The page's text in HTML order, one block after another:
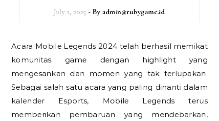
July 1, 2025 - By admin@rubygame.id
Acara Mobile Legends 2024 telah berhasil memikat
komunitas game dengan highlight yang
mengesankan dan momen yang tak terlupakan.
Sebagai salah satu acara yang paling dinanti dalam
kalender Esports, Mobile Legends terus
memberikan pembaruan yang mendebarkan,